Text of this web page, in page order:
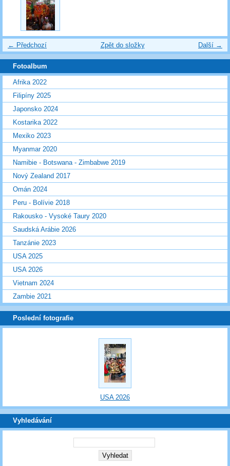
← Předchozí Další →
Zpět do složky
Fotoalbum
Afrika 2022
Filipíny 2025
Japonsko 2024
Kostarika 2022
Mexiko 2023
Myanmar 2020
Namibie - Botswana - Zimbabwe 2019
Nový Zealand 2017
Omán 2024
Peru - Bolívie 2018
Rakousko - Vysoké Taury 2020
Saudská Arábie 2026
Tanzánie 2023
USA 2025
USA 2026
Vietnam 2024
Zambie 2021
Poslední fotografie
USA 2026
Vyhledávání